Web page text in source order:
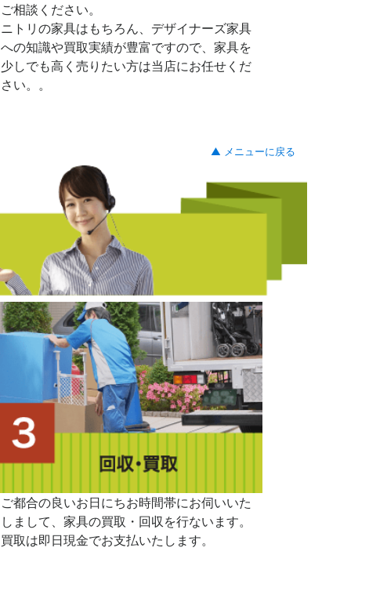
ご相談ください。
ニトリの家具はもちろん、デザイナーズ家具
への知識や買取実績が豊富ですので、家具を
少しでも高く売りたい方は当店にお任せくだ
さい。。
▲ メニューに戻る
ご都合の良いお日にちお時間帯にお伺いいた
しまして、家具の買取・回収を行ないます。
買取は即日現金でお支払いたします。